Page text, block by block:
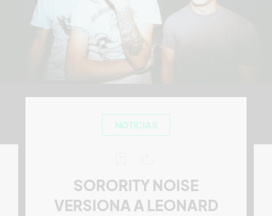
NOTICIAS
SORORITY NOISE
VERSIONA A LEONARD